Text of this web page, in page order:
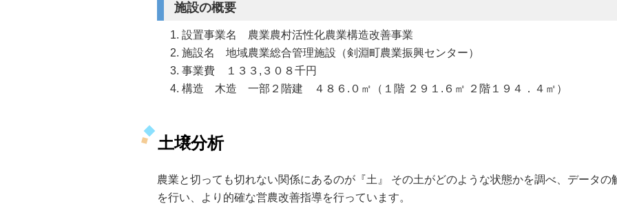
施設の概要
設置事業名 農業農村活性化農業構造改善事業
施設名 地域農業総合管理施設（剣淵町農業振興センター）
事業費 １３３,３０８千円
構造 木造 一部２階建 ４８６.０㎡（１階 ２９１.６㎡ ２階１９４．４㎡）
土壌分析
農業と切っても切れない関係にあるのが『土』 その土がどのような状態かを調べ、データの
を行い、より的確な営農改善指導を行っています。